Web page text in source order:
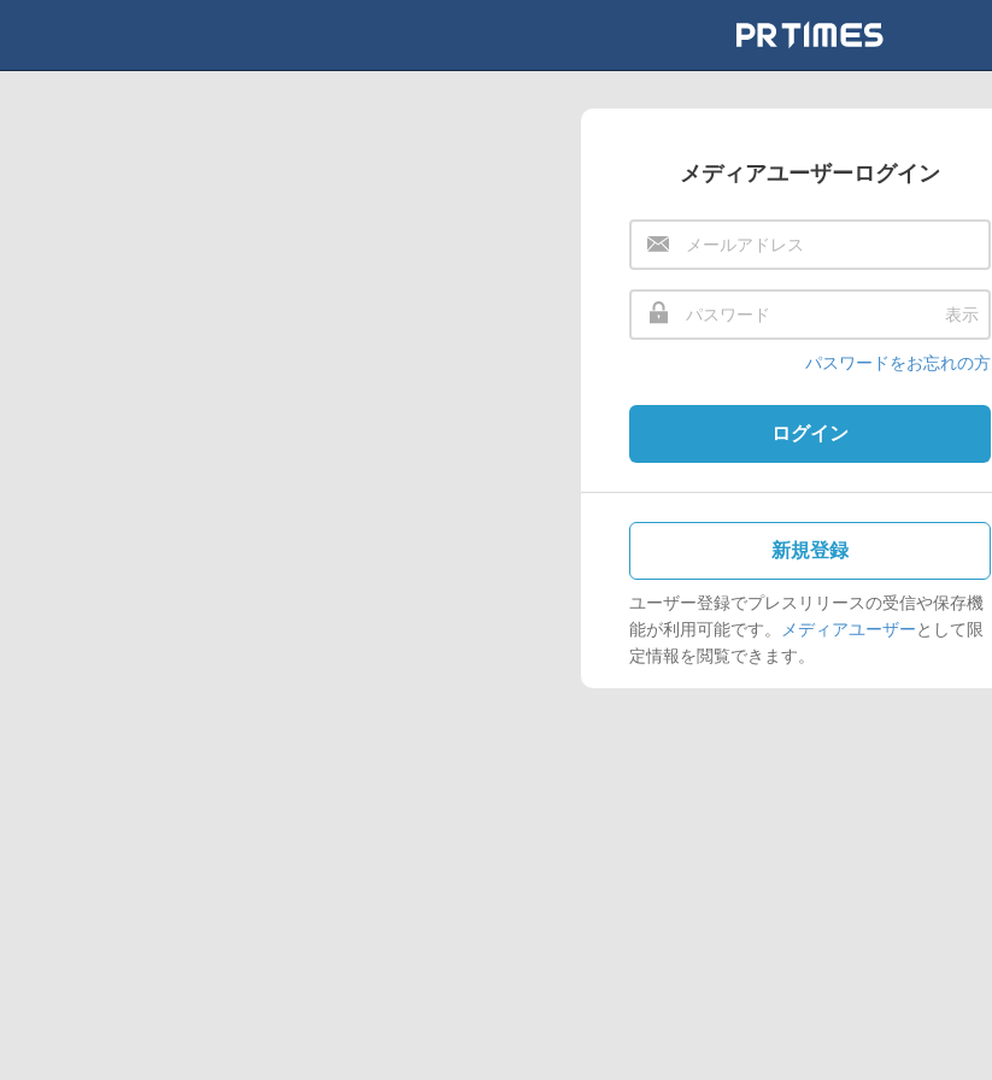
メディアユーザーログイン
表示
パスワードをお忘れの方
ログイン
新規登録
ユーザー登録でプレスリリースの受信や保存機
能が利用可能です。
メディアユーザーとして限
定情報を閲覧できます。